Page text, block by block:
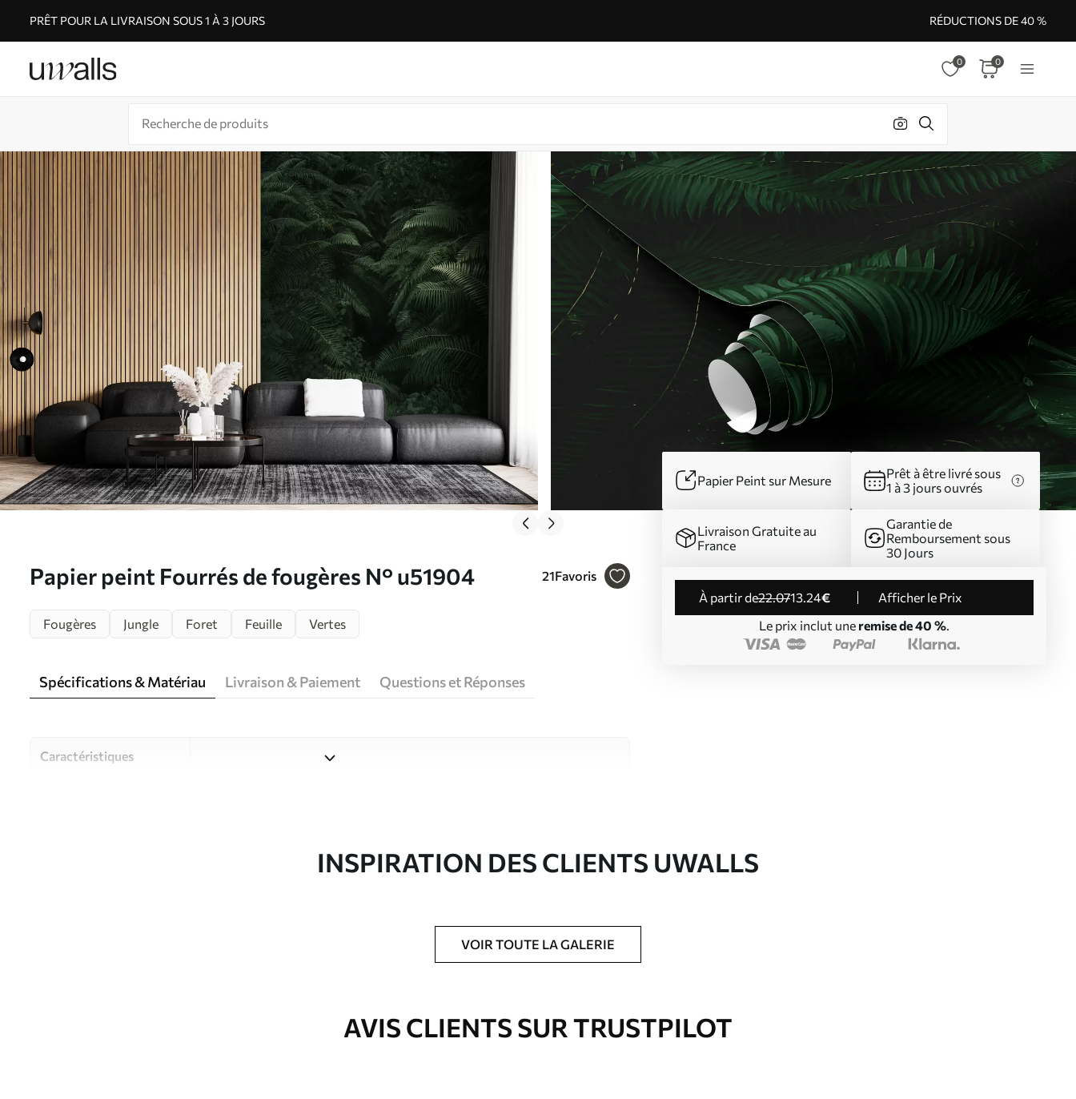
PRÊT POUR LA LIVRAISON SOUS 1 À 3 JOURS RÉDUCTIONS DE 40 %
0 0
Papier peint Fourrés de fougères N° u51904 21Favoris
Papier Peint sur Mesure
Prêt à être livré sous
1 à 3 jours ouvrés
Livraison Gratuite au
France
Garantie de
Remboursement sous
30 Jours
à partir de22.0713.24€
Afficher le Prix
Le prix inclut une remise de 40 %.
Fougères Jungle Foret Feuille Vertes
Spécifications & Matériau Livraison & Paiement Questions et Réponses
Caractéristiques
Studio de design Uwalls
Imprimé sur commande et livré en rouleaux jusqu’à 50 cm de large.
INSPIRATION DES CLIENTS UWALLS
VOIR TOUTE LA GALERIE
AVIS CLIENTS SUR TRUSTPILOT